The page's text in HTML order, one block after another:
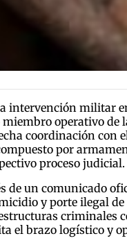
intervención militar
miembro operativo
coordinación con
por
proceso judicial.
un comunicado
y porte ilegal
criminales
el brazo logístico y